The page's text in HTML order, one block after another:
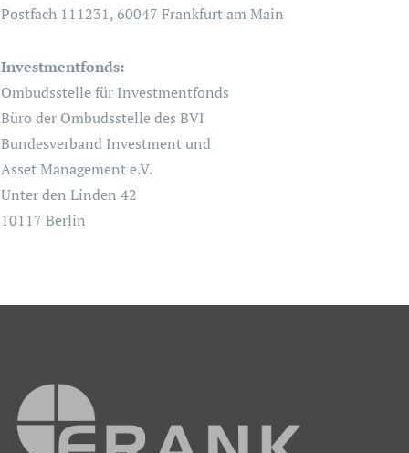
Postfach 111231, 60047 Frankfurt am Main
Investmentfonds:
Ombudsstelle für Investmentfonds
Büro der Ombudsstelle des BVI
Bundesverband Investment und
Asset Management e.V.
Unter den Linden 42
10117 Berlin